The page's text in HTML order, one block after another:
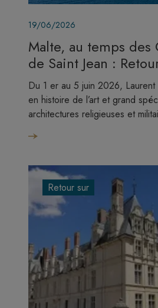
19/06/2026
Malte, au temps des Chevaliers
de Saint Jean :
Du 1 er au 5 juin 2026,
en histoire de l’art et grand
architectures religieuses et
Retour sur